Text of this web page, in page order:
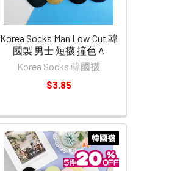
Korea Socks Man Low Cut 韓
國製 男士 短襪 撞色 A
Korea Socks 韓國襪
$3.85
韓國襪